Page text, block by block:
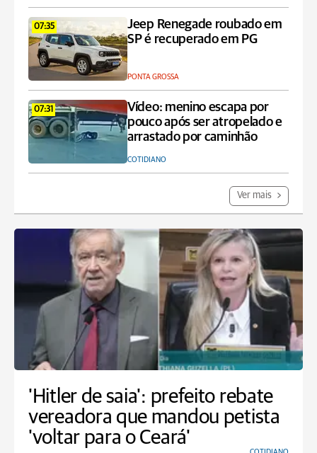
07:35
Jeep Renegade roubado em
SP é recuperado em PG
PONTA GROSSA
07:31
Vídeo: menino escapa por
pouco após ser atropelado e
arrastado por caminhão
COTIDIANO
Ver mais
'Hitler de saia': prefeito rebate
vereadora que mandou petista
'voltar para o Ceará'